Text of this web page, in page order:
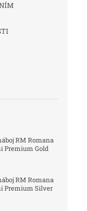
RM Romana
Premium Gold
RM Romana
Premium Silver